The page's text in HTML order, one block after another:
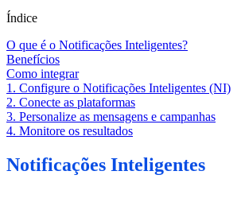
Índice
O que é o Notificações Inteligentes?
Benefícios
Como integrar
1. Configure o Notificações Inteligentes (NI)
2. Conecte as plataformas
3. Personalize as mensagens e campanhas
4. Monitore os resultados
Notificações Inteligentes